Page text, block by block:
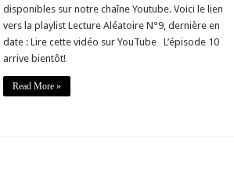
disponibles sur notre chaîne Youtube. Voici le lien
vers la playlist Lecture Aléatoire N°9, dernière en
date : Lire cette vidéo sur YouTube L’épisode 10
arrive bientôt!
Read More »